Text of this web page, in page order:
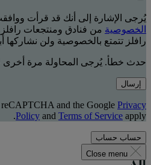
يُرجى الإشارة إلى أنك قد قرأت
الخصوصية من فنادق ومنتجعات رافلز.
رافلز تتمتع بالخصوصية ولن نشاركها
حدث خطأ. يُرجى المحاولة مرة أخرى
إرسال
and the Google Privacy
Policy and Terms of Service apply.
حساب حساب
Close menu